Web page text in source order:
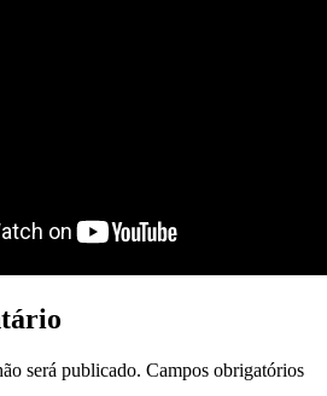
será publicado. Campos obrigatórios